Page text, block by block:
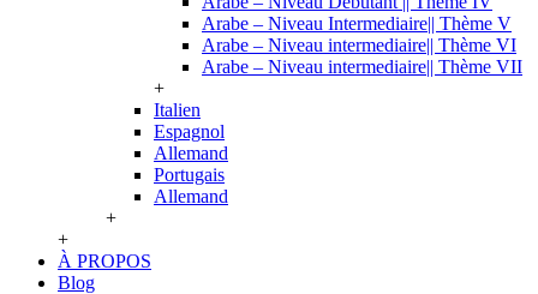
Arabe – Niveau Intermediaire|| Thème V
Arabe – Niveau intermediaire|| Thème VI
Arabe – Niveau intermediaire|| Thème VII
+
Italien
Espagnol
Allemand
Portugais
Allemand
+
+
À PROPOS
Blog